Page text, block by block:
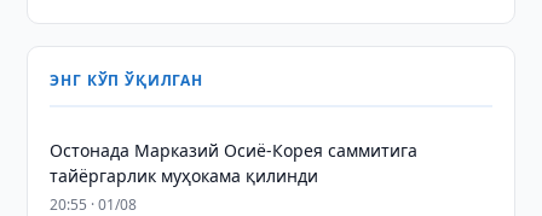
ЭНГ КЎП ЎҚИЛГАН
Остонада Марказий Осиё-Корея саммитига
тайёргарлик муҳокама қилинди
20:55 · 01/08